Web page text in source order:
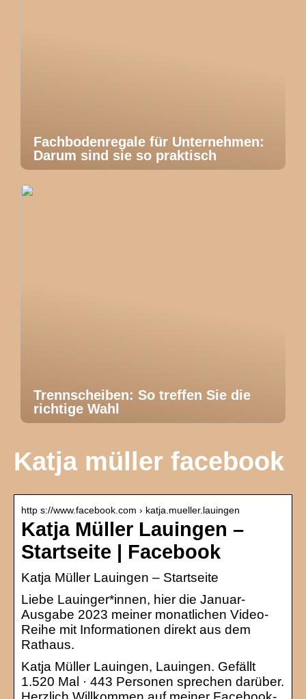
Fachbodenregale für Unternehmen:
Darum sind sie so praktisch
Trennscheiben: So treffen Sie die
richtige Wahl
Katja müller facebook
http s://www.facebook.com › katja.mueller.lauingen
Katja Müller Lauingen –
Startseite | Facebook
Katja Müller Lauingen – Startseite
Liebe Lauinger*innen, hier die Januar-
Ausgabe 2023 meiner monatlichen Video-
Reihe mit Informationen direkt aus dem
Rathaus.
Katja Müller Lauingen, Lauingen. Gefällt
1.520 Mal · 443 Personen sprechen darüber.